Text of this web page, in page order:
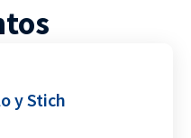
y Stich